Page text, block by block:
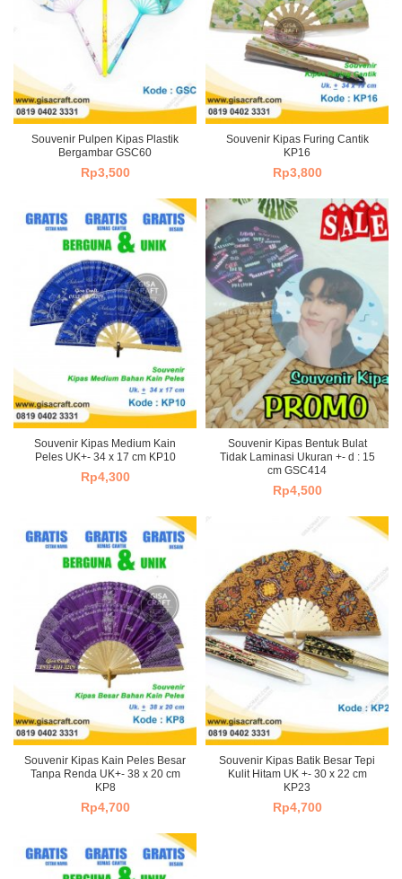
Souvenir Pulpen Kipas Plastik
Bergambar GSC60
Rp3,500
Souvenir Kipas Furing Cantik
KP16
Rp3,800
Souvenir Kipas Medium Kain
Peles UK+- 34 x 17 cm KP10
Rp4,300
Souvenir Kipas Bentuk Bulat
Tidak Laminasi Ukuran +- d : 15
cm GSC414
Rp4,500
Souvenir Kipas Kain Peles Besar
Tanpa Renda UK+- 38 x 20 cm
KP8
Rp4,700
Souvenir Kipas Batik Besar Tepi
Kulit Hitam UK +- 30 x 22 cm
KP23
Rp4,700